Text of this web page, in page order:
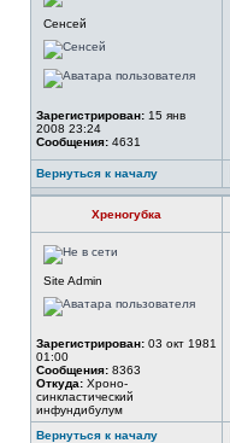
Сенсей
Зарегистрирован: 15 янв
2008 23:24
Сообщения: 4631
Вернуться к началу
Хреногубка
Site Admin
Зарегистрирован: 03 окт 1981
01:00
Сообщения: 8363
Откуда: Xроно-
синкластический
инфундибулум
Вернуться к началу